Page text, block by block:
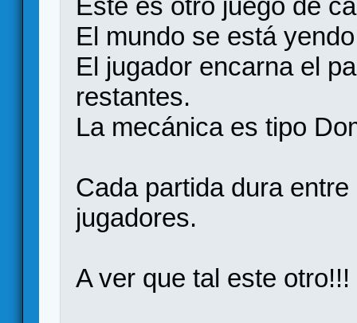
Este es otro juego de
El mundo se está
El jugador encarna el
restantes.
La mecánica es tipo
Cada partida dura
jugadores.
A ver que tal este otro!!!